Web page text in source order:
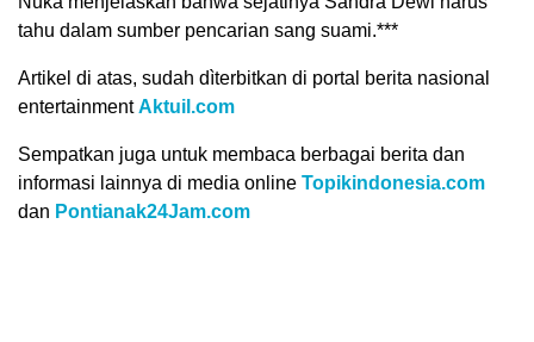
tahu dalam sumber pencarian sang suami.***
Artikel di atas, sudah dìterbitkan di portal berita nasional
entertainmentAktuil.com
Sempatkan juga untuk membaca berbagai berita dan
informasi lainnya di media online Topikindonesia.com
dan Pontianak24Jam.com